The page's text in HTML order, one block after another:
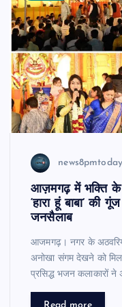
news8pmtoday
आज़मगढ़ में भक्ति के
‘हारा हूं बाबा’ की
जनसैलाब
आजमगढ़। नगर के
अनोखा संगम देखने को
प्रसिद्ध भजन कलाकारों